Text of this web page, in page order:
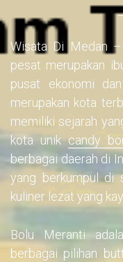
Wisata Di Medan
pesat merupakan
pusat ekonomi
merupakan kota
memiliki sejarah
kota unikcandy
berbagai daerah di
yang berkumpul di
kuliner lezat yang
Bolu Meranti
berbagai pilihan